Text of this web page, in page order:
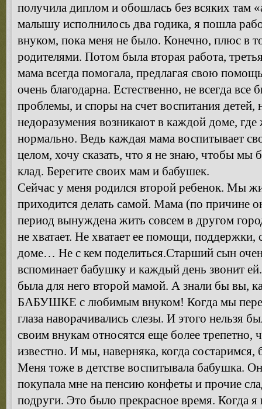
получила диплом и обошлась без всяких там
малышу исполнилось два годика, я пошла
внуком, пока меня не было. Конечно, плюс в
родителями. Потом была вторая работа,
мама всегда помогала, предлагая свою
очень благодарна. Естественно, не всегда
проблемы, и споры на счет воспитания детей,
недоразумения возникают в каждой доме,
нормально. Ведь каждая мама воспитывает
целом, хочу сказать, что я не знаю, чтобы мы
клад. Берегите своих мам и бабушек.
Сейчас у меня родился второй ребенок. Мы
приходится делать самой. Мама (по причине
период вынуждена жить совсем в другом
не хватает. Не хватает ее помощи, поддержки,
доме… Не с кем поделиться.Старший сын
вспоминает бабушку и каждый день звонит
была для него второй мамой. А знали бы вы,
БАБУШКЕ с любимым внуком! Когда мы
глаза наворачивались слезы. И этого нельзя
своим внукам относятся еще более трепетно,
известно. И мы, наверняка, когда состаримся,
Меня тоже в детстве воспитывала бабушка.
покупала мне на пенсию конфеты и прочие
подруги. Это было прекрасное время. Когда я